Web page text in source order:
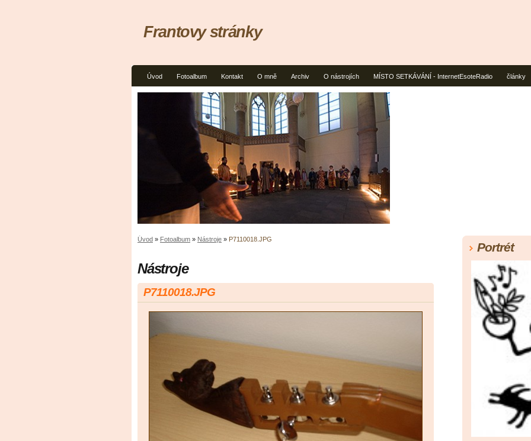
Úvod Fotoalbum Kontakt O mně Archiv O nástrojích MÍSTO SETKÁVÁNÍ - InternetEsoteRadio články
Frantovy stránky
Úvod » Fotoalbum » Nástroje » P7110018.JPG
Nástroje
P7110018.JPG
Portrét